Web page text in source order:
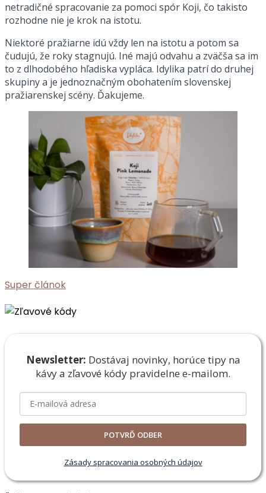
netradičné spracovanie za pomoci spór Koji, čo takisto
rozhodne nie je krok na istotu.
Niektoré pražiarne idú vždy len na istotu a potom sa
čudujú, že roky stagnujú. Iné majú odvahu a zväčša sa im
to z dlhodobého hľadiska vypláca. Idylika patrí do druhej
skupiny a je jednoznačným obohatením slovenskej
pražiarenskej scény. Ďakujeme.
Super článok
Newsletter: Dostávaj novinky, horúce tipy na
kávy a zľavové kódy pravidelne e-mailom.
POTVRĎ ODBER
Zásady spracovania osobných údajov